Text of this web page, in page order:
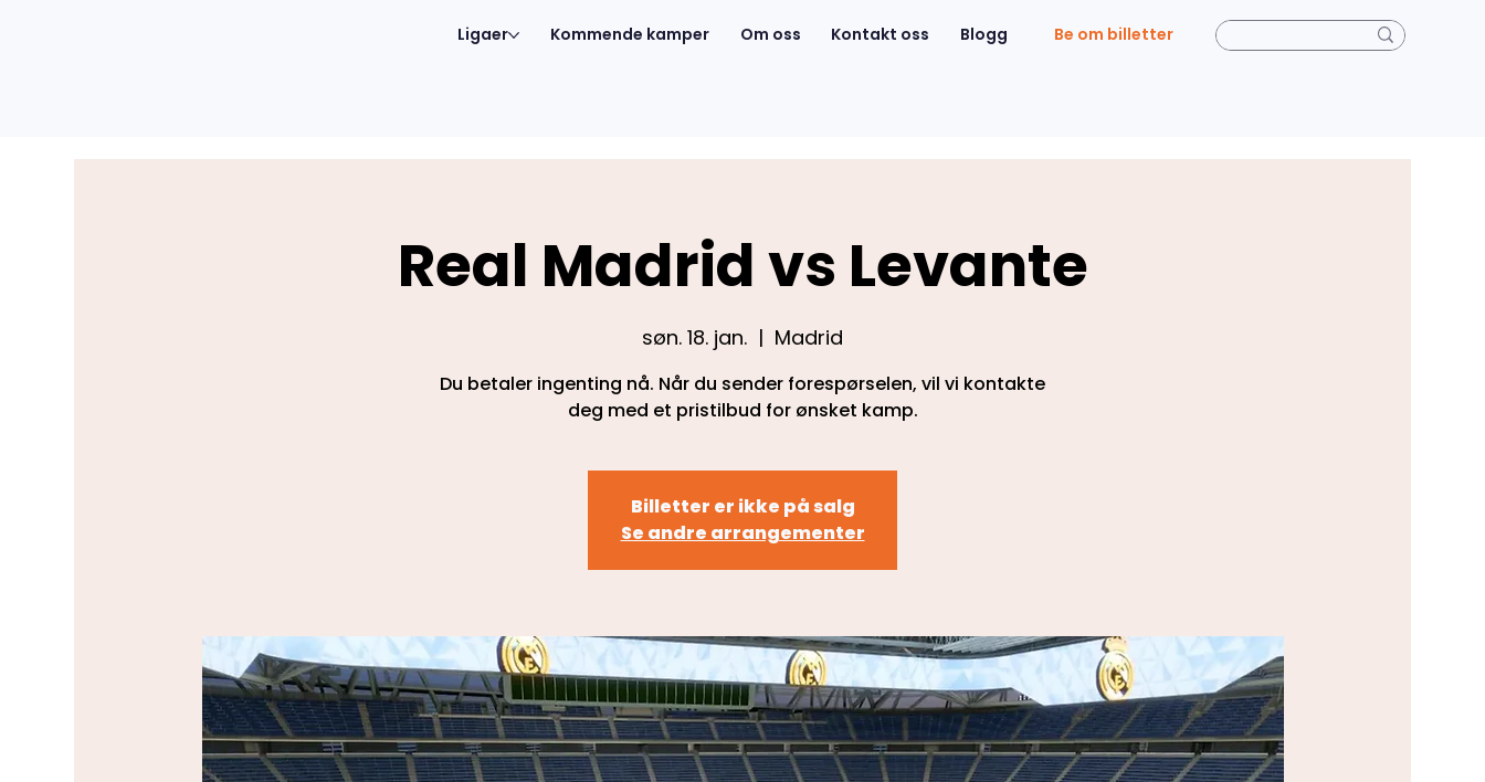
Ligaer Kommende kamper Om oss Kontakt oss Blogg Be om billetter
Real Madrid vs Levante
søn. 18. jan.
  |
Madrid
Du betaler ingenting nå. Når du sender forespørselen, vil vi kontakte
deg med et pristilbud for ønsket kamp.
Billetter er ikke på salg
Se andre arrangementer